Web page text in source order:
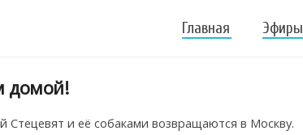
Главная Эфиры
домой!
Стецевят и её собаками возвращаются в Москву.